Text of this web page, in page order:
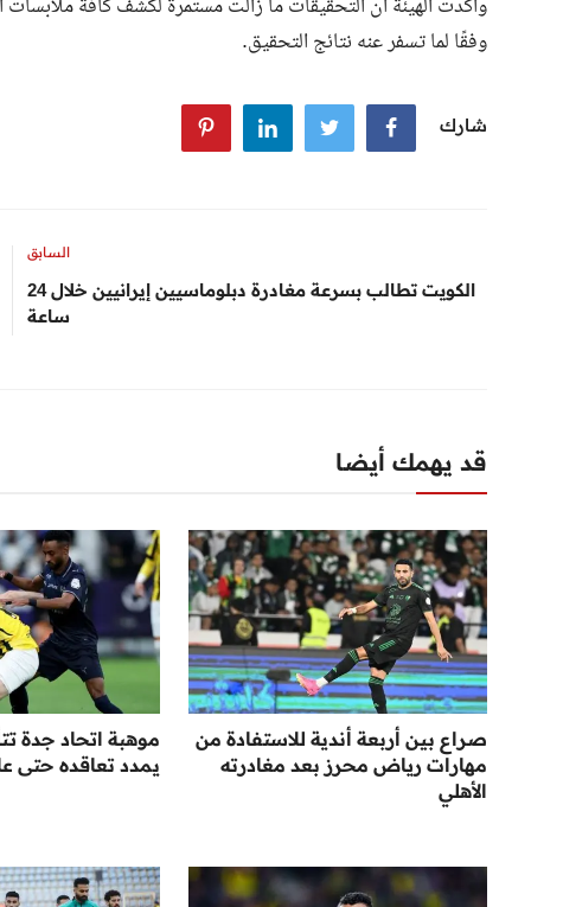
وفقًا لما تسفر عنه نتائج التحقيق.
شارك
السابق
الكويت تطالب بسرعة مغادرة دبلوماسيين إيرانيين خلال 24
ساعة
قد يهمك أيضا
صراع بين أربعة أندية للاستفادة من
مهارات رياض محرز بعد مغادرته
الأهلي
موهبة اتحاد جدة
يمدد تعاقده حتى عام